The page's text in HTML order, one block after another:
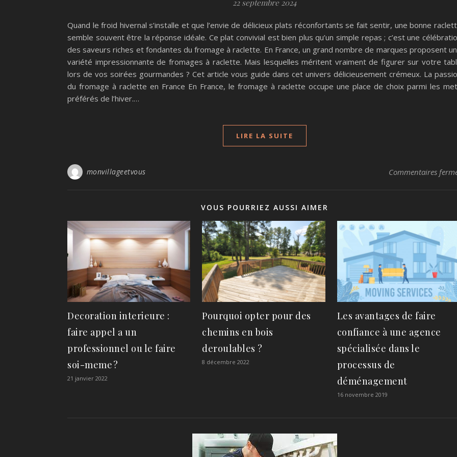
22 septembre 2024
Quand le froid hivernal s’installe et que l’envie de délicieux plats réconfortants se fait sentir, une bonne
semble souvent être la réponse idéale. Ce plat convivial est bien plus qu’un simple repas ; c’est une
des saveurs riches et fondantes du fromage à raclette. En France, un grand nombre de marques proposent
variété impressionnante de fromages à raclette. Mais lesquelles méritent vraiment de figurer sur votre
lors de vos soirées gourmandes ? Cet article vous guide dans cet univers délicieusement crémeux. La
du fromage à raclette en France En France, le fromage à raclette occupe une place de choix parmi les
préférés de l’hiver.…
LIRE LA SUITE
monvillageetvous Commentaires
VOUS POURRIEZ AUSSI AIMER
Decoration interieure :
faire appel a un
professionnel ou le faire
soi-meme ?
21 janvier 2022
Pourquoi opter pour des
chemins en bois
deroulables ?
8 décembre 2022
Les avantages de faire
confiance à une agence
spécialisée dans le
processus de
déménagement
16 novembre 2019